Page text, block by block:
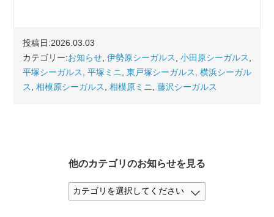
投稿日:2026.03.03
カテゴリー:お知らせ, 伊勢原シーガルス , 小田原シーガルス ,
平塚シーガルス , 平塚ミニ, 東戸塚シーガルス , 横浜シーガル
ス , 相模原シーガルス , 相模原ミニ, 藤沢シーガルス
他のカテゴリのお知らせを見る